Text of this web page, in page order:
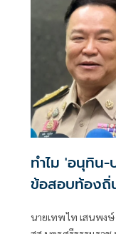
ทำไม 'อนุทิน
ข้อสอบท้องถิ่
นายเทพไท เสนพง